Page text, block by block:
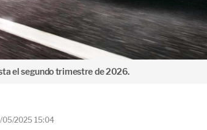
el segundo trimestre de 2026.
05/2025 15:04